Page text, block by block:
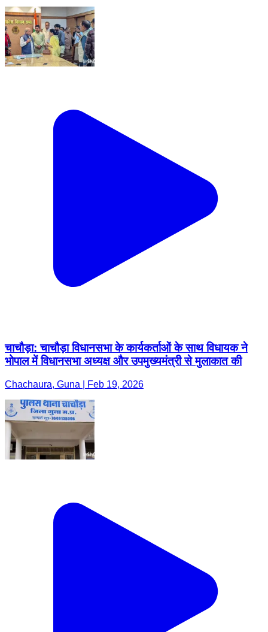
चाचौड़ा: चाचौड़ा विधानसभा के कार्यकर्ताओं के साथ विधायक ने
भोपाल में विधानसभा अध्यक्ष और उपमुख्यमंत्री से मुलाकात की
Chachaura, Guna | Feb 19, 2026